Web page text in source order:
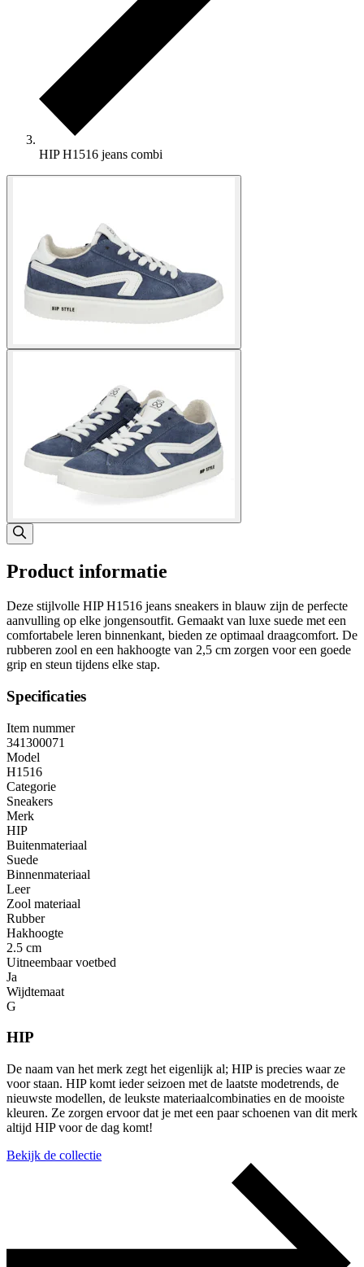
HIP H1516 jeans combi
Product informatie
Deze stijlvolle HIP H1516 jeans sneakers in blauw zijn de perfecte
aanvulling op elke jongensoutfit. Gemaakt van luxe suede met een
comfortabele leren binnenkant, bieden ze optimaal draagcomfort. De
rubberen zool en een hakhoogte van 2,5 cm zorgen voor een goede
grip en steun tijdens elke stap.
Specificaties
Item nummer
341300071
Model
H1516
Categorie
Sneakers
Merk
HIP
Buitenmateriaal
Suede
Binnenmateriaal
Leer
Zool materiaal
Rubber
Hakhoogte
2.5 cm
Uitneembaar voetbed
Ja
Wijdtemaat
G
HIP
De naam van het merk zegt het eigenlijk al; HIP is precies waar ze
voor staan. HIP komt ieder seizoen met de laatste modetrends, de
nieuwste modellen, de leukste materiaalcombinaties en de mooiste
kleuren. Ze zorgen ervoor dat je met een paar schoenen van dit merk
altijd HIP voor de dag komt!
Bekijk de collectie